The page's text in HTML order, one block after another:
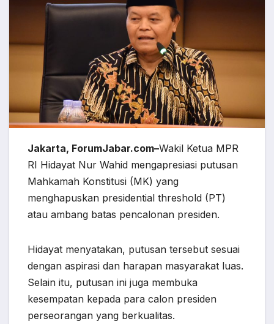
Jakarta, ForumJabar.com–Wakil Ketua MPR
RI Hidayat Nur Wahid mengapresiasi putusan
Mahkamah Konstitusi (MK) yang
menghapuskan presidential threshold (PT)
atau ambang batas pencalonan presiden.
Hidayat menyatakan, putusan tersebut sesuai
dengan aspirasi dan harapan masyarakat luas.
Selain itu, putusan ini juga membuka
kesempatan kepada para calon presiden
perseorangan yang berkualitas.